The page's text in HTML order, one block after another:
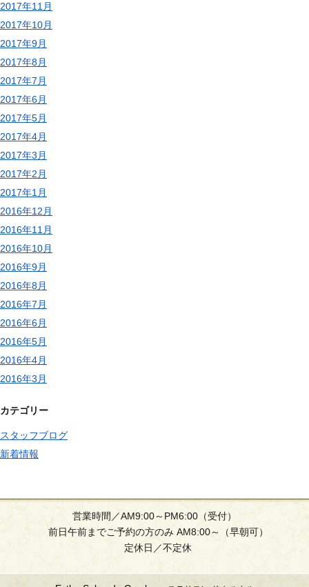
2017年11月
2017年10月
2017年9月
2017年8月
2017年7月
2017年6月
2017年5月
2017年4月
2017年3月
2017年2月
2017年1月
2016年12月
2016年11月
2016年10月
2016年9月
2016年8月
2016年7月
2016年6月
2016年5月
2016年4月
2016年3月
カテゴリー
スタッフブログ
新着情報
営業時間／AM9:00～PM6:00（受付）
前日午前までご予約の方のみ AM8:00～（早朝可）
定休日／不定休